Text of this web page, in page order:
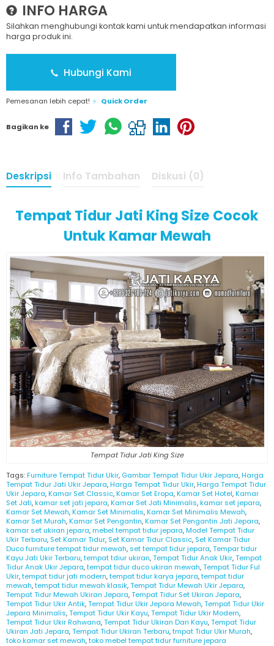
INFO HARGA
Silahkan menghubungi kontak kami untuk mendapatkan informasi
harga produk ini.
Hubungi Kami
Pemesanan lebih cepat! Quick Order
Bagikan ke
Deskripsi Info Tambahan Diskusi (0)
Tempat Tidur Jati King Size Cocok
Untuk Kamar Mewah
Tempat Tidur Jati King Size
Tags:Furniture Tempat Tidur Ukir, Gambar Tempat Tidur Ukir Jepara,Harga
Tempat Tidur Jati Ukir Jepara,Harga Tempat Tidur Ukir,Harga Tempat Tidur
Ukir Jepara,Kamar Set Classic,Kamar Set Eropa,Kamar Set Hotel,Kamar
Set Jati,kamar set jati jepara,Kamar Set Jati Minimalis,kamar set jepara,
Kamar Set Mewah,Kamar Set Minimalis,Kamar Set Minimalis Mewah,
Kamar Set Murah,Kamar Set Pengantin,Kamar Set Pengantin Jati Jepara,
kamar set ukiran jepara,mebel tempat tidur jepara,Model Tempat Tidur
Ukir Terbaru, Set Kamar Tidur, Set Kamar Tidur Classic, Set Kamar Tidur
Duco furniture tempat tidur mewah,set tempat tidur jepara,Tempar tidur
Kayu Jati Ukir Terbaru,tempat tdiur ukiran,Tempat Tidur Anak Ukir,Tempat
Tidur Anak Ukir Jepara,tempat tidur duco ukiran mewah,Tempat Tidur Ful
Ukir,tempat tidur jati modern,tempat tidur karya jepara,tempat tidur
mewah,tempat tidur mewah klasik,Tempat Tidur Mewah Ukir Jepara,
Tempat Tidur Mewah Ukiran Jepara,Tempat Tidur Set Ukiran Jepara,
Tempat Tidur Ukir Antik,Tempat Tidur Ukir Jepara Mewah,Tempat Tidur Ukir
Jepara Minimalis,Tempat Tidur Ukir Kayu,Tempat Tidur Ukir Modern,
Tempat Tidur Ukir Rahwana,Tempat Tidur Ukiran Dari Kayu,Tempat Tidur
Ukiran Jati Jepara,Tempat Tidur Ukiran Terbaru,tmpat Tidur Ukir Murah,
toko kamar set mewah,toko mebel tempat tidur furniture jepara